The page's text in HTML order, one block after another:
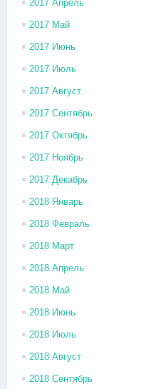
2017 Апрель
2017 Май
2017 Июнь
2017 Июль
2017 Август
2017 Сентябрь
2017 Октябрь
2017 Ноябрь
2017 Декабрь
2018 Январь
2018 Февраль
2018 Март
2018 Апрель
2018 Май
2018 Июнь
2018 Июль
2018 Август
2018 Сентябрь